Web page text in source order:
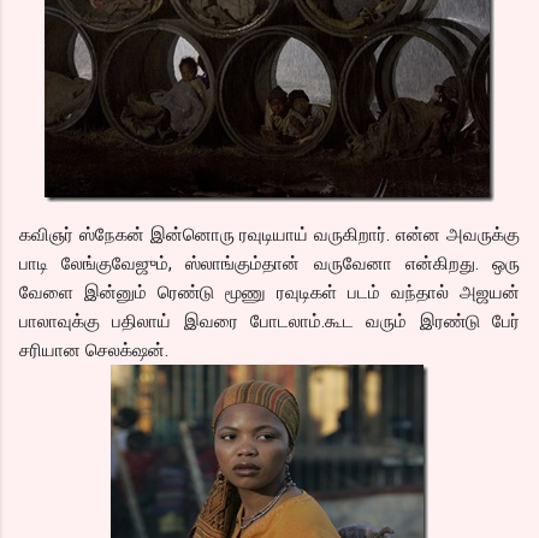
கவிஞர் ஸ்நேகன் இன்னொரு ரவுடியாய் வருகிறார். என்ன அவருக்கு
பாடி லேங்குவேஜும், ஸ்லாங்கும்தான் வருவேனா என்கிறது. ஒரு
வேளை இன்னும் ரெண்டு மூணு ரவுடிகள் படம் வந்தால் அஜயன்
பாலாவுக்கு பதிலாய் இவரை போடலாம்.கூட வரும் இரண்டு பேர்
சரியான செலக்‌ஷன்.